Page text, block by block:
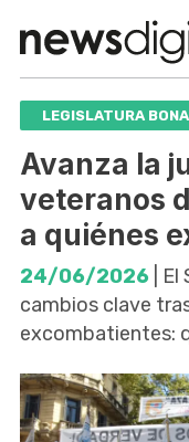
LEGISLATURA
Avanza la
veteranos
a quiénes
24/06/2026 |
cambios clave
excombatientes: